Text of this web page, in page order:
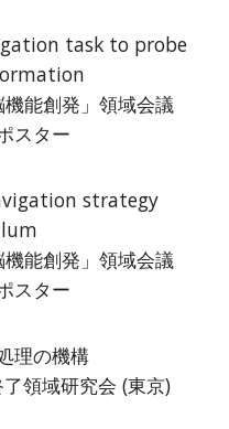
task to probe
能創発」領域会議
スター
strategy
能創発」領域会議
スター
理の機構
領域研究会 (東京)